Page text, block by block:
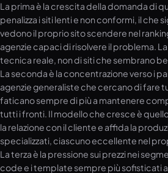
La prima è la crescita della domanda di
penalizza i siti lenti e non conformi, il che
vedono il proprio sito scendere nel
agenzie capaci di risolvere il problema.
tecnica reale, non di siti che sembrano
La seconda è la concentrazione verso i
agenzie generaliste che cercano di fare
faticano sempre di più a mantenere
tutti i fronti. Il modello che cresce è quello
la relazione con il cliente e affida la
specializzati, ciascuno eccellente nel
La terza è la pressione sui prezzi nei
code e i template sempre più sofisticati